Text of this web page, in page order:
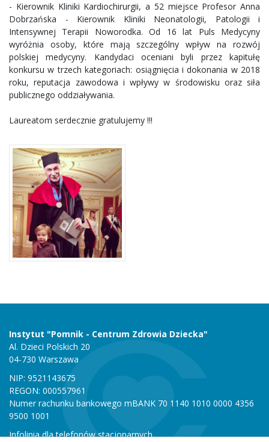
- Kierownik Kliniki Kardiochirurgii, a 52 miejsce Profesor Anna
Dobrzańska - Kierownik Kliniki Neonatologii, Patologii i
Intensywnej Terapii Noworodka. Od 16 lat Puls Medycyny
wyróżnia osoby, które mają szczególny wpływ na rozwój
polskiej medycyny. Kandydaci oceniani byli przez kapitułę
konkursu w trzech kategoriach: osiągnięcia i dokonania w 2018
roku, reputacja zawodowa i wpływy w środowisku oraz siła
publicznego oddziaływania.
Laureatom serdecznie gratulujemy !!!
Instytut "Pomnik - Centrum Zdrowia Dziecka"
Al. Dzieci Polskich 20
04-730 Warszawa
NIP: 9521143675
REGON: 000557961
Numer rachunku bankowego mBANK 70 1140 1010 0000 4356
9500 1001
Infolinia dla telefonów stacjonarnych